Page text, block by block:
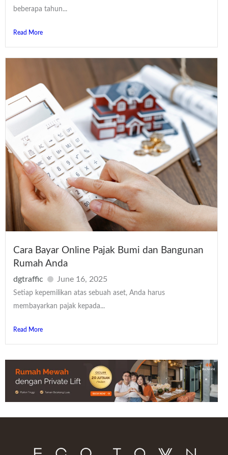
beberapa tahun...
Read More
Cara Bayar Online Pajak Bumi dan Bangunan
Rumah Anda
dgtraffic June 16, 2025
Setiap kepemilikan atas sebuah aset, Anda harus
membayarkan pajak kepada...
Read More